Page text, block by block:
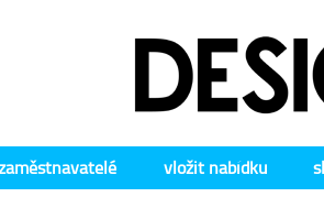
vložit nabídku